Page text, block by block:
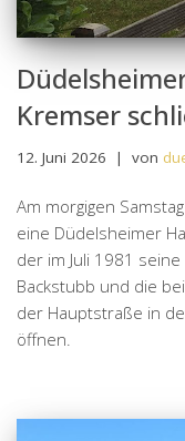
Kremser
12. Juni 2026 von
Am morgigen
eine Düdelsheimer
der im Juli 1981
Backstubb und die
der Hauptstraße in
öffnen.